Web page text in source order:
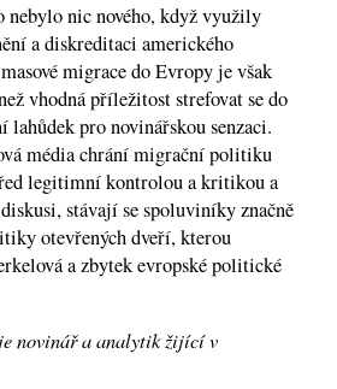
nebylo nic nového, když využily
a diskreditaci amerického
migrace do Evropy je však
vhodná příležitost strefovat se do
lahůdek pro novinářskou senzaci.
média chrání migrační politiku
legitimní kontrolou a kritikou a
stávají se spoluviníky značně
otevřených dveří, kterou
a zbytek evropské politické
novinář a analytik žijící v